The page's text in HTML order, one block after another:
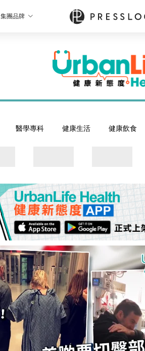
集團品牌
醫學專科 健康生活 健康飲食